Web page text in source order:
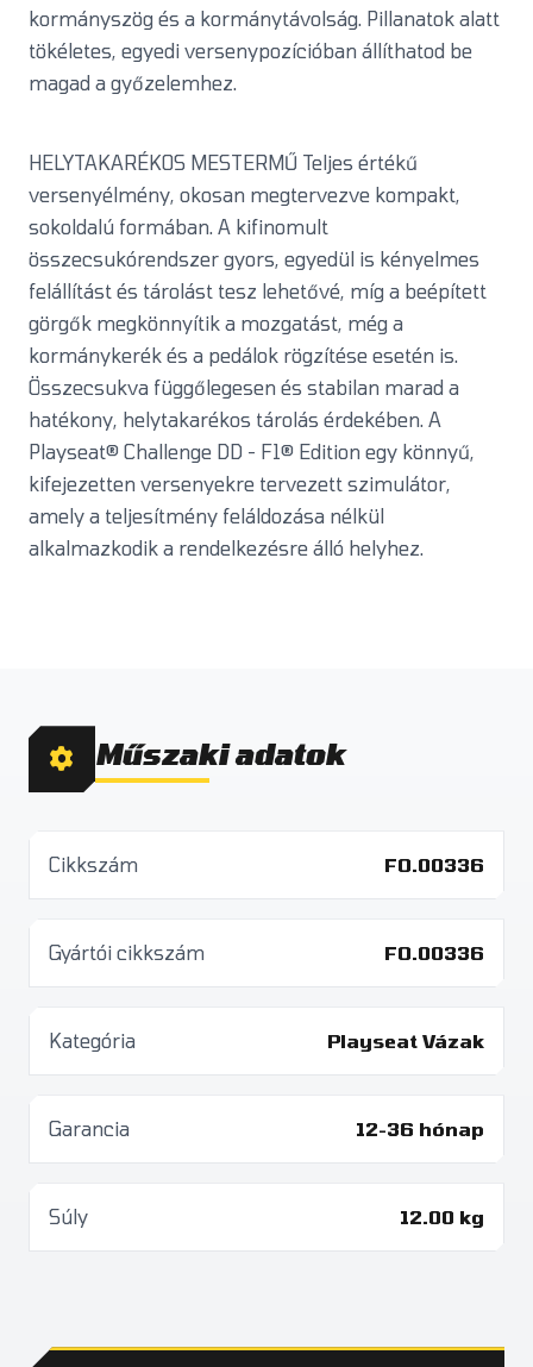
kormányszög és a kormánytávolság. Pillanatok alatt
tökéletes, egyedi versenypozícióban állíthatod be
magad a győzelemhez.
HELYTAKARÉKOS MESTERMŰ Teljes értékű
versenyélmény, okosan megtervezve kompakt,
sokoldalú formában. A kifinomult
összecsukórendszer gyors, egyedül is kényelmes
felállítást és tárolást tesz lehetővé, míg a beépített
görgők megkönnyítik a mozgatást, még a
kormánykerék és a pedálok rögzítése esetén is.
Összecsukva függőlegesen és stabilan marad a
hatékony, helytakarékos tárolás érdekében. A
Playseat® Challenge DD - F1® Edition egy könnyű,
kifejezetten versenyekre tervezett szimulátor,
amely a teljesítmény feláldozása nélkül
alkalmazkodik a rendelkezésre álló helyhez.
Műszaki adatok
Cikkszám FO.00336
Gyártói cikkszám FO.00336
Kategória Playseat Vázak
Garancia 12-36 hónap
Súly 12.00 kg